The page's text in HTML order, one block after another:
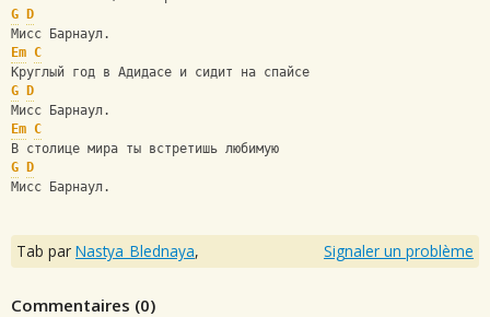
G
D
Мисс Барнаул.
Em C
Круглый год в Адидасе и сидит на спайсе
G
D
Мисс Барнаул.
Em C
В столице мира ты встретишь любимую
G
D
Мисс Барнаул.
Tab par Nastya_Blednaya, Signaler un problème
Commentaires (0)